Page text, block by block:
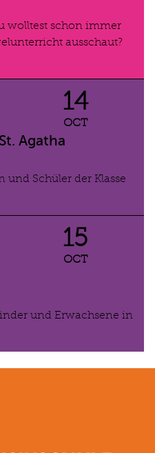
wolltest schon immer
ausschaut?
14
OCT
Agatha
und Schüler der Klasse
15
OCT
und Erwachsene in